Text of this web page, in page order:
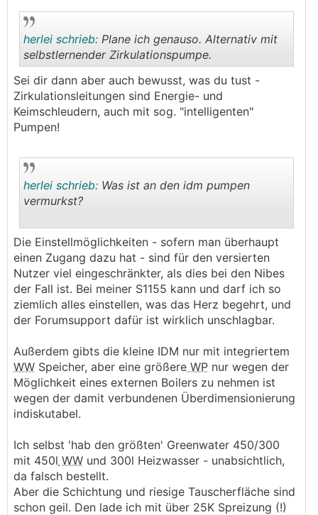
..
herlei schrieb: Plane ich genauso. Alternativ mit
selbstlernender Zirkulationspumpe.
Sei dir dann aber auch bewusst, was du tust -
Zirkulationsleitungen sind Energie- und
Keimschleudern, auch mit sog. "intelligenten"
Pumpen!
..
herlei schrieb: Was ist an den idm pumpen
vermurkst?
Die Einstellmöglichkeiten - sofern man überhaupt
einen Zugang dazu hat - sind für den versierten
Nutzer viel eingeschränkter, als dies bei den Nibes
der Fall ist. Bei meiner S1155 kann und darf ich so
ziemlich alles einstellen, was das Herz begehrt, und
der Forumsupport dafür ist wirklich unschlagbar.
Außerdem gibts die kleine IDM nur mit integriertem
WW Speicher, aber eine größere WP nur wegen der
Möglichkeit eines externen Boilers zu nehmen ist
wegen der damit verbundenen Überdimensionierung
indiskutabel.
Ich selbst 'hab den größten' Greenwater 450/300
mit 450l WW und 300l Heizwasser - unabsichtlich,
da falsch bestellt.
Aber die Schichtung und riesige Tauscherfläche sind
schon geil. Den lade ich mit über 25K Spreizung (!)